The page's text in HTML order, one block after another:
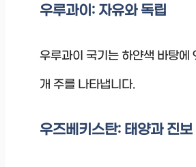
우루과이: 자유와 독립
우루과이 국기는 하얀색 바탕
개 주를 나타냅니다.
우즈베키스탄: 태양과 진보